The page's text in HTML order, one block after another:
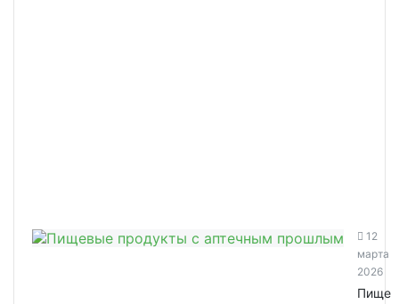
12
марта
2026
Пище